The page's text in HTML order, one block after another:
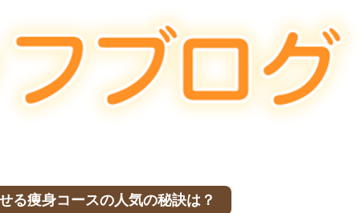
る痩身コースの人気の秘訣は？